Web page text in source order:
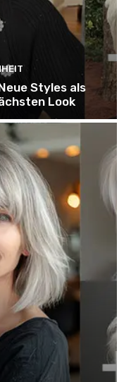
Styles als
Look